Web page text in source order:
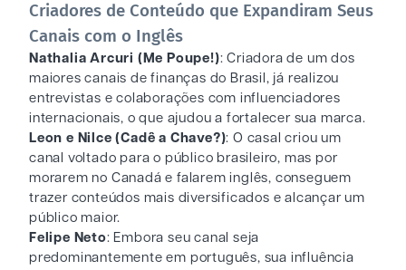
Criadores de Conteúdo que Expandiram Seus
Canais com o Inglês
Nathalia Arcuri (Me Poupe!): Criadora de um dos
maiores canais de finanças do Brasil, já realizou
entrevistas e colaborações com influenciadores
internacionais, o que ajudou a fortalecer sua marca.
Leon e Nilce (Cadê a Chave?): O casal criou um
canal voltado para o público brasileiro, mas por
morarem no Canadá e falarem inglês, conseguem
trazer conteúdos mais diversificados e alcançar um
público maior.
Felipe Neto: Embora seu canal seja
predominantemente em português, sua influência